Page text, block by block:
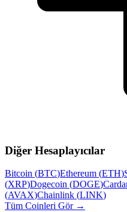
Diğer Hesaplayıcılar
Bitcoin (BTC)Ethereum (ETH)
(XRP)Dogecoin (DOGE)
(AVAX)Chainlink (LINK)
Tüm Coinleri Gör →